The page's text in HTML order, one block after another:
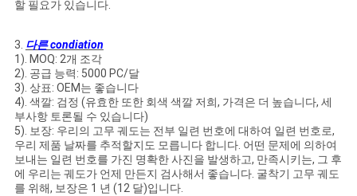
할 필요가 있습니다.
3. 다른 condiation
1). MOQ: 2개 조각
2). 공급 능력: 5000 PC/달
3). 상표: OEM는 좋습니다
4). 색깔: 검정 (유효한 또한 회색 색깔 저희, 가격은 더 높습니다, 세
부사항 토론될 수 있습니다)
5). 보장: 우리의 고무 궤도는 전부 일련 번호에 대하여 일련 번호로,
우리 제품 날짜를 추적할지도 모릅니다 합니다. 어떤 문제에 의하여
보내는 일련 번호를 가진 명확한 사진을 발생하고, 만족시키는, 그 후
에 우리는 궤도가 언제 만든지 검사해서 좋습니다. 굴착기 고무 궤도
를 위해, 보장은 1 년 (12 달)입니다.